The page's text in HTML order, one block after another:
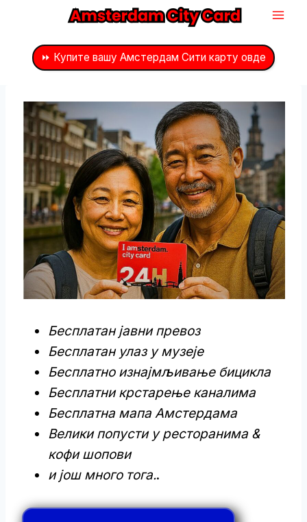
sadržaj⏩ Купите вашу Амстердам Сити карту овде
Бесплатан јавни превоз
Бесплатан улаз у музеје
Бесплатно изнајмљивање бицикла
Бесплатни крстарење каналима
Бесплатна мапа Амстердама
Велики попусти у ресторанима &
кофи шопови
и још много тога..